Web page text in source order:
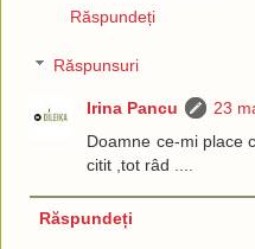
Răspundeți
Răspunsuri
Irina Pancu
23
Doamne ce-mi place
citit ,tot râd ....
Răspundeți